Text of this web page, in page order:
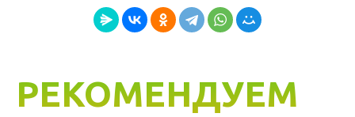
РЕКОМЕНДУЕМ